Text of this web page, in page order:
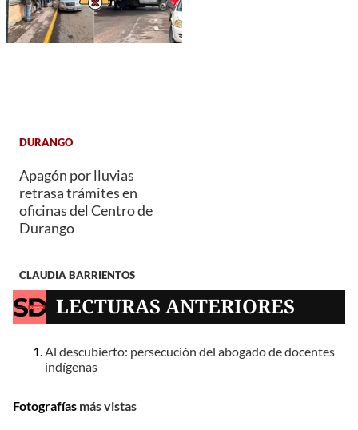
DURANGO
Apagón por lluvias
retrasa trámites en
oficinas del Centro de
Durango
CLAUDIA BARRIENTOS
LECTURAS ANTERIORES
Al descubierto: persecución del abogado de docentes
indígenas
Fotografías más vistas